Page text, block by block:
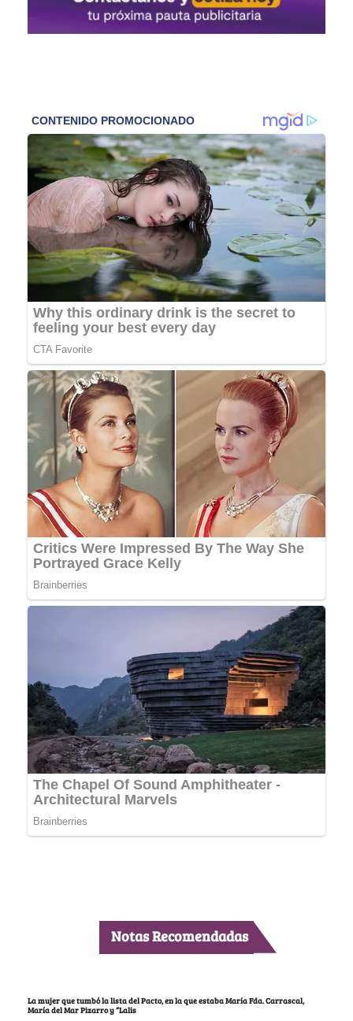
Notas Recomendadas
La mujer que tumbó la lista del Pacto, en la que estaba María Fda. Carrascal,
María del Mar Pizarro y “Lalis